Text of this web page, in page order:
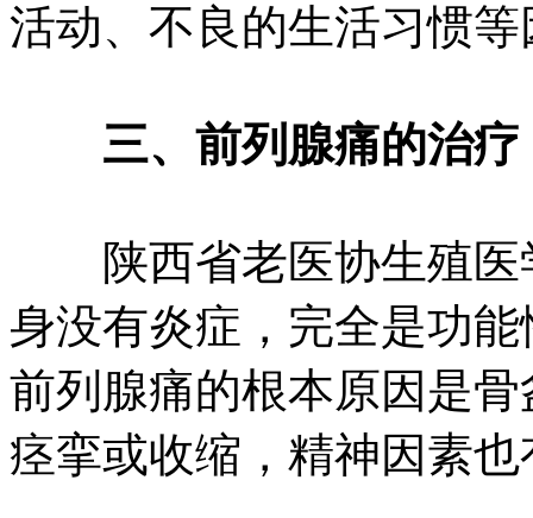
活动、不良的生活习惯
三、前列腺痛的治疗
陕西省老医协生殖医
身没有炎症，完全是功
前列腺痛的根本原因是
痉挛或收缩，精神因素